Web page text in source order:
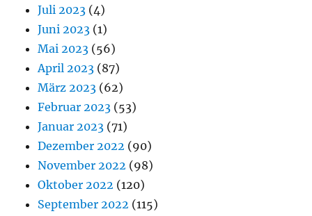
Juli 2023 (4)
Juni 2023 (1)
Mai 2023 (56)
April 2023 (87)
März 2023 (62)
Februar 2023 (53)
Januar 2023 (71)
Dezember 2022 (90)
November 2022 (98)
Oktober 2022 (120)
September 2022 (115)